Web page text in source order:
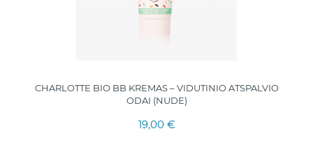
CHARLOTTE BIO BB KREMAS – VIDUTINIO ATSPALVIO
ODAI (NUDE)
19,00 €